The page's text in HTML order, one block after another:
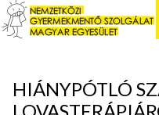
HIÁNYPÓTLÓ